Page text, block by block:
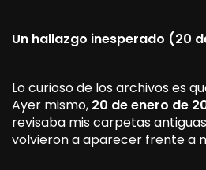
Un hallazgo inesperado (20
Lo curioso de los archivos es
Ayer mismo, 20 de enero de
revisaba mis carpetas
volvieron a aparecer frente a